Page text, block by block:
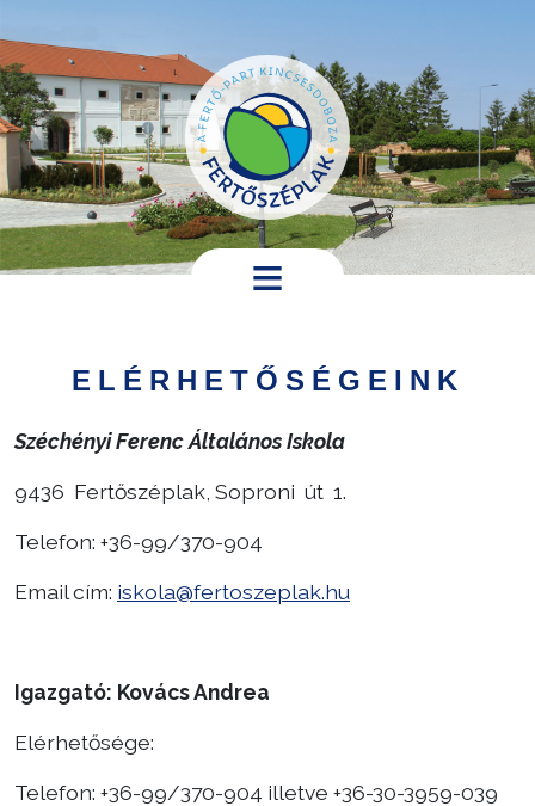
Települési
Választás
ELÉRHETŐSÉGEINK
Széchényi Ferenc Általános Iskola
9436 Fertőszéplak, Soproni út 1.
Telefon: +36-99/370-904
Email cím: iskola@fertoszeplak.hu
Igazgató: Kovács Andrea
Elérhetősége:
Telefon: +36-99/370-904 illetve +36-30-3959-039